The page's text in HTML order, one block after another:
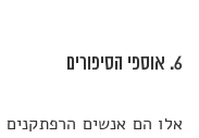
6. אוספי הסיפורים
אלו הם אנשים